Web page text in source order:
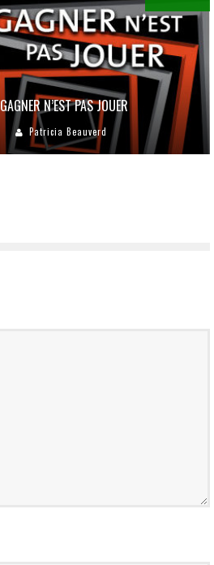
GAGNER N’EST PAS JOUER
Patricia Beauverd